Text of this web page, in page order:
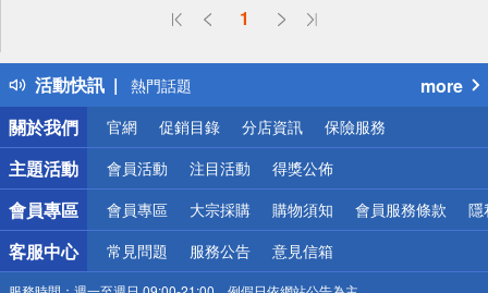
1
活動快訊
偏遠地區配送
得獎公告
熱門話題
銀行優惠
偏遠地區配送
詐騙網頁！請小心！
more
關於我們
官網 促銷目錄 分店資訊 保險服務
主題活動 會員活動 注目活動 得獎公佈
會員專區 會員專區 大宗採購 購物須知 會員服務條款 隱
客服中心 常見問題 服務公告 意見信箱